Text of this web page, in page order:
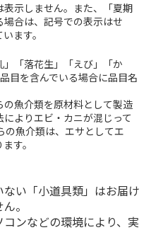
示しません。また、「夏期
合は、記号での表示はせ
ます。
「落花生」「えび」「か
目を含んでいる場合に品目名
魚介類を原材料として製造
よりエビ・カニが混じって
の魚介類は、エサとしてエ
す。
い「小道具類」はお届け
。
ンなどの環境により、実